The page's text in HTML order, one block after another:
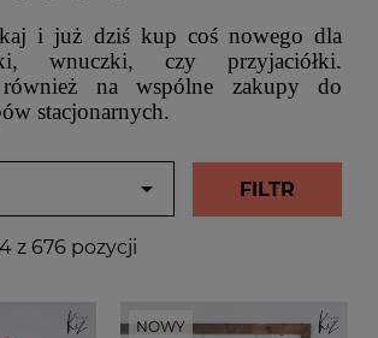
i już dziś kup coś nowego dla
wnuczki, czy przyjaciółki.
również na wspólne zakupy do
stacjonarnych.
 FILTR
z 676 pozycji
NOWY